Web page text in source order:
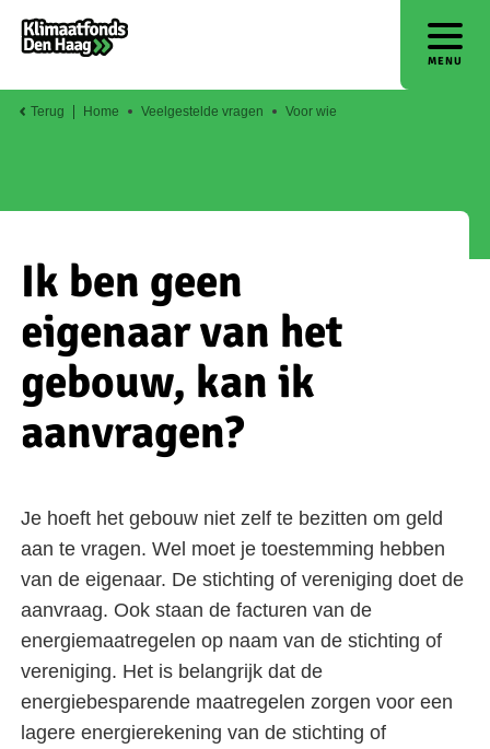
MENU
Terug Home Veelgestelde vragen Voor wie
Ik ben geen
eigenaar van het
gebouw, kan ik
aanvragen?
Je hoeft het gebouw niet zelf te bezitten om geld
aan te vragen. Wel moet je toestemming hebben
van de eigenaar. De stichting of vereniging doet de
aanvraag. Ook staan de facturen van de
energiemaatregelen op naam van de stichting of
vereniging. Het is belangrijk dat de
energiebesparende maatregelen zorgen voor een
lagere energierekening van de stichting of